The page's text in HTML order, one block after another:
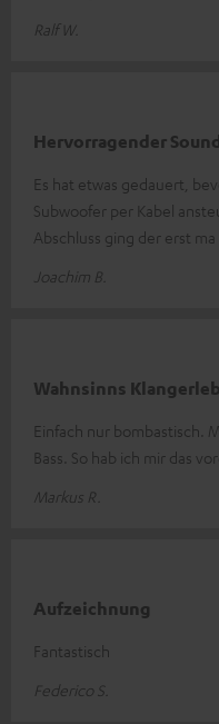
Ralf W.
Hervorragender Sound
Es hat etwas gedauert,
Subwoofer per Kabel
Abschluss ging der erst ma
Joachim B.
Wahnsinns
Einfach nur bombastisch.
Bass. So hab ich mir das
Markus R.
Aufzeichnung
Fantastisch
Federico S.